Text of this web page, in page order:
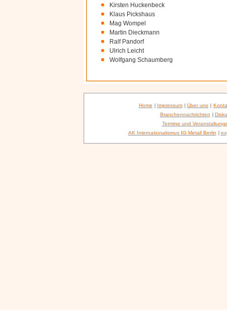
Kirsten Huckenbeck
Klaus Pickshaus
Mag Wompel
Martin Dieckmann
Ralf Pandorf
Ulrich Leicht
Wolfgang Schaumberg
Home | Impressum | Über uns |
Branchennachrichten |
Termine und
AK Internationalismus IG Metall Berlin |